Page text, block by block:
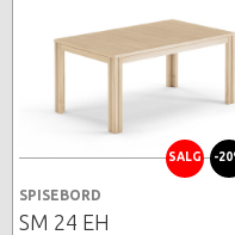
SALG -
SPISEBORD
SM 24 EH